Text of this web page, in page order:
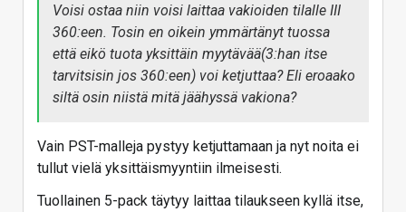
Voisi ostaa niin voisi laittaa vakioiden tilalle III
360:een. Tosin en oikein ymmärtänyt tuossa
että eikö tuota yksittäin myytävää(3:han itse
tarvitsisin jos 360:een) voi ketjuttaa? Eli eroaako
siltä osin niistä mitä jäähyssä vakiona?
Vain PST-malleja pystyy ketjuttamaan ja nyt noita ei
tullut vielä yksittäismyyntiin ilmeisesti.
Tuollainen 5-pack täytyy laittaa tilaukseen kyllä itse,